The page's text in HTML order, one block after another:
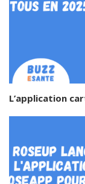
L’application